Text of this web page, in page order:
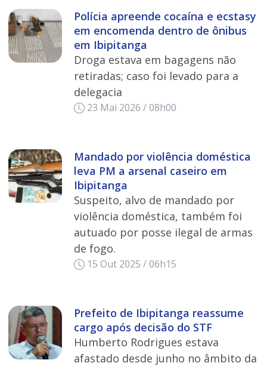
Polícia apreende cocaína e ecstasy
em encomenda dentro de ônibus
em Ibipitanga
Droga estava em bagagens não
retiradas; caso foi levado para a
delegacia
23 Mai 2026 / 08h00
Mandado por violência doméstica
leva PM a arsenal caseiro em
Ibipitanga
Suspeito, alvo de mandado por
violência doméstica, também foi
autuado por posse ilegal de armas
de fogo.
15 Out 2025 / 06h15
Prefeito de Ibipitanga reassume
cargo após decisão do STF
Humberto Rodrigues estava
afastado desde junho no âmbito da